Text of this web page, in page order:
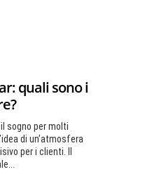
quali sono i
il sogno per molti
di un’atmosfera
per i clienti. Il